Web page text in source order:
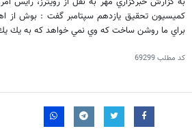
كميسيون تحقيق يازدهم سپتامبر گفت : بوش از
براي ما روشن ساخت كه وي نمي خواهد كه به يك
کد مطلب69299